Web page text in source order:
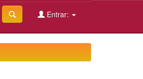
Entrar: